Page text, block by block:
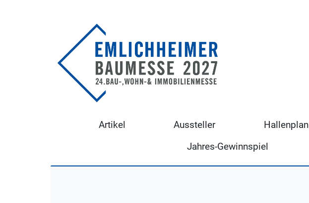
Artikel Aussteller Hallenplan
Jahres-Gewinnspiel